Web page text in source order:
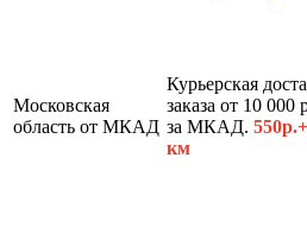
Московская
область от МКАД
Курьерская
заказа от 10 000
за МКАД.
км